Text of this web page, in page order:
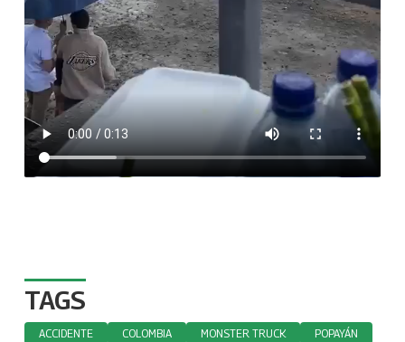
TAGS
ACCIDENTE COLOMBIA MONSTER TRUCK
POPAYÁN